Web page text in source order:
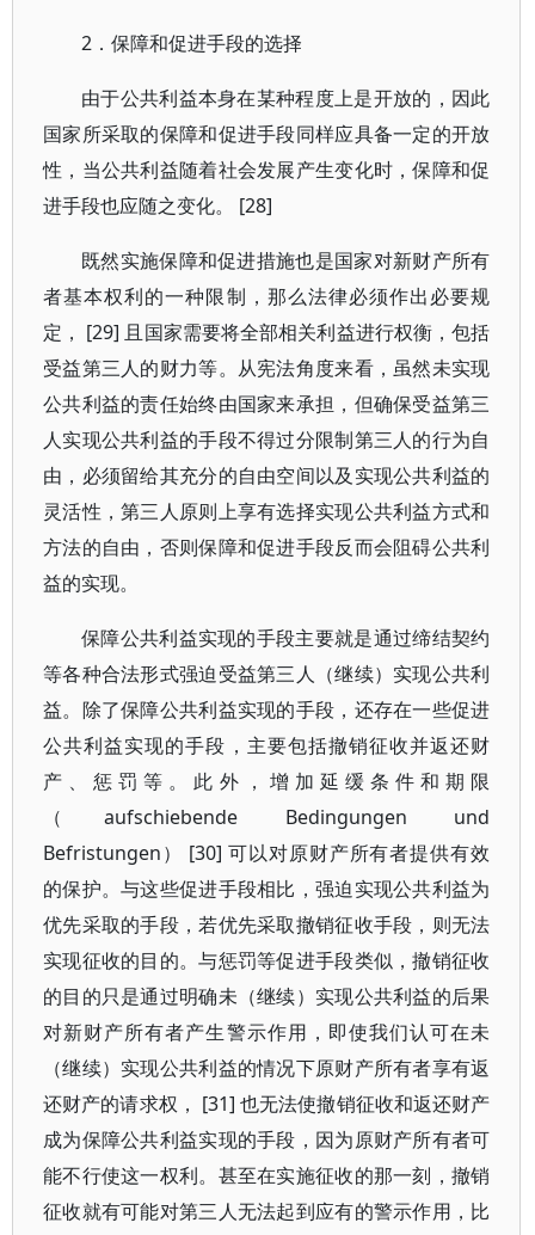
2．保障和促进手段的选择
由于公共利益本身在某种程度上是开放的，因此
国家所采取的保障和促进手段同样应具备一定的开放
性，当公共利益随着社会发展产生变化时，保障和促
进手段也应随之变化。 [28]
既然实施保障和促进措施也是国家对新财产所有
者基本权利的一种限制，那么法律必须作出必要规
定， [29] 且国家需要将全部相关利益进行权衡，包括
受益第三人的财力等。从宪法角度来看，虽然未实现
公共利益的责任始终由国家来承担，但确保受益第三
人实现公共利益的手段不得过分限制第三人的行为自
由，必须留给其充分的自由空间以及实现公共利益的
灵活性，第三人原则上享有选择实现公共利益方式和
方法的自由，否则保障和促进手段反而会阻碍公共利
益的实现。
保障公共利益实现的手段主要就是通过缔结契约
等各种合法形式强迫受益第三人（继续）实现公共利
益。除了保障公共利益实现的手段，还存在一些促进
公共利益实现的手段，主要包括撤销征收并返还财
产、惩罚等。此外，增加延缓条件和期限
（aufschiebende Bedingungen und
Befristungen） [30] 可以对原财产所有者提供有效
的保护。与这些促进手段相比，强迫实现公共利益为
优先采取的手段，若优先采取撤销征收手段，则无法
实现征收的目的。与惩罚等促进手段类似，撤销征收
的目的只是通过明确未（继续）实现公共利益的后果
对新财产所有者产生警示作用，即使我们认可在未
（继续）实现公共利益的情况下原财产所有者享有返
还财产的请求权， [31] 也无法使撤销征收和返还财产
成为保障公共利益实现的手段，因为原财产所有者可
能不行使这一权利。甚至在实施征收的那一刻，撤销
征收就有可能对第三人无法起到应有的警示作用，比